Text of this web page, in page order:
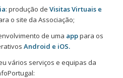
: produção de Visitas Virtuais e
o site da Associação;
de uma apppara os
Android e iOS.
vários serviços e equipas da